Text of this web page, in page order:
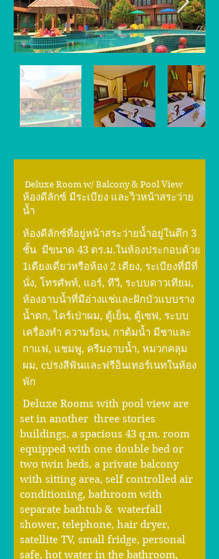
Deluxe Room w/ Balcony & Pool View
ห้องดีลักซ์ มีระเบียง และวิวหน้าสระว่าย
น้ำ
ห้องดีลักซ์ที่อยู่หน้าสระว่ายน้ำอยู่ในตึก 3
ชั้น มีขนาด 43 ตร.ม.ในห้องประกอบด้วย
1เตียงเดี่ยวหรือห้อง 2 เตียง, ระเบียงที่มีที่
นั่ง, โทรศัพท์, แอร์, ทีวี, ระบบดาวเทียม,
ห้องอาบน้ำที่มีอ่างแช่และฝักบัวแบบราง
น้ำตก, ไดร์เป่าผม, ตู้เย็น, ตู้เซฟ, ระบบ
เครื่องทำ ความร้อน, กาต้มน้ำ มีชาและ
กาแฟ, แชมพู, ครีมอาบน้ำ, หมวกคลุม
ผม, cปรงสีฟันและฟรีอินเทอร์เนทในห้อง
พัก
Deluxe Rooms with pool view are
set in another three stories
buildings, a spacious 43 q.m. room
equipped with one double bed or
two twin beds, a private balcony
with sitting area, self controlled air
conditioning, bathroom with
separate bathtub & waterfall
shower, telephone, hair dryer,
satellite TV, small fridge, personal
safe, hot water in the bathroom,